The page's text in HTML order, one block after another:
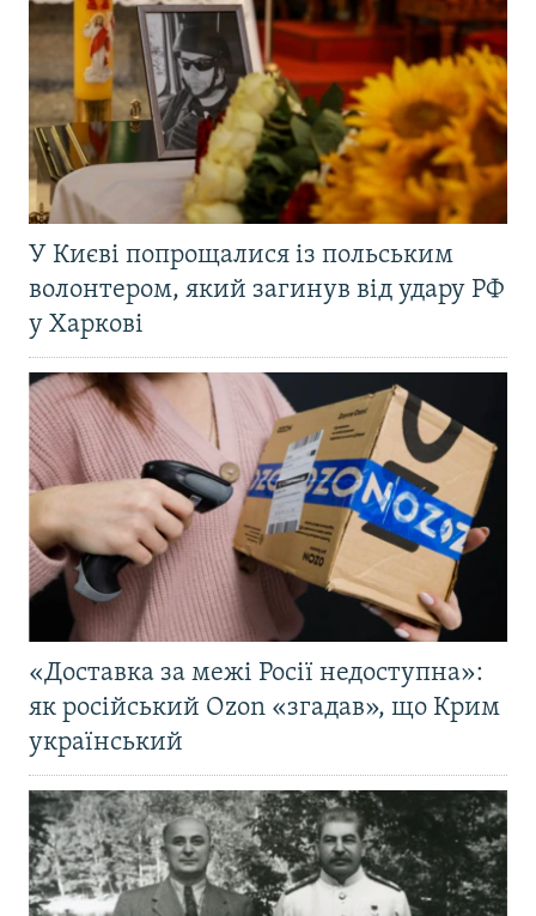
У Києві попрощалися із польським
волонтером, який загинув від удару РФ
у Харкові
«Доставка за межі Росії недоступна»:
як російський Ozon «згадав», що Крим
український